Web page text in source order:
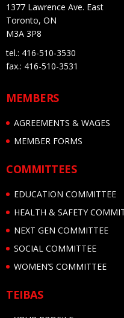
1377 Lawrence Ave. East
Toronto, ON
M3A 3P8
tel.: 416-510-3530
fax.: 416-510-3531
MEMBERS
AGREEMENTS & WAGES
MEMBER FORMS
COMMITTEES
EDUCATION COMMITTEE
HEALTH & SAFETY
NEXT GEN COMMITTEE
SOCIAL COMMITTEE
WOMEN’S COMMITTEE
TEIBAS